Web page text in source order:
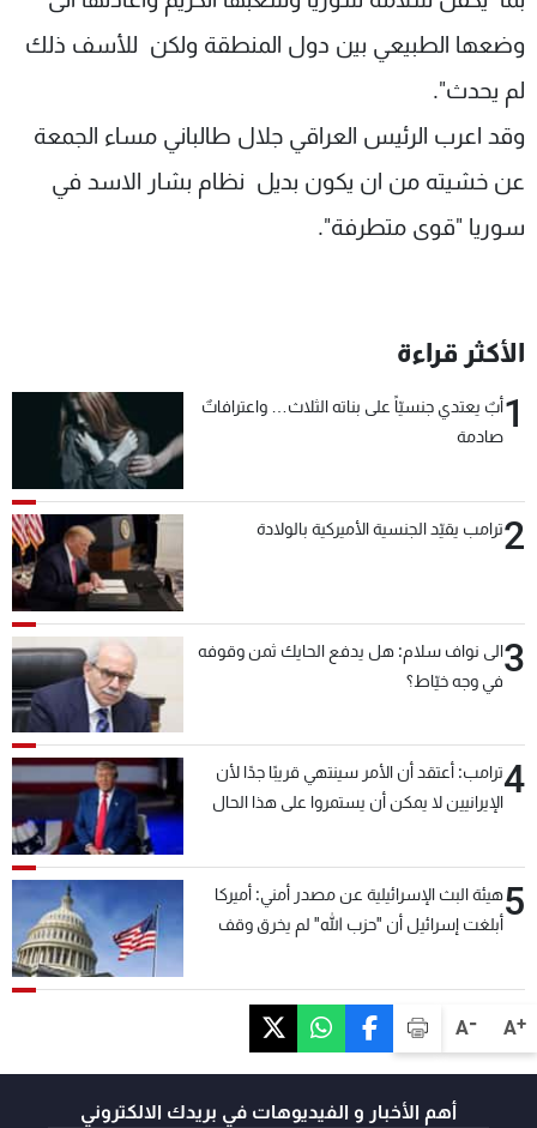
A+
A-
وضعها الطبيعي بين دول المنطقة ولكن للأسف ذلك
لم يحدث".
وقد اعرب الرئيس العراقي جلال طالباني مساء الجمعة
عن خشيته من ان يكون بديل نظام بشار الاسد في
سوريا "قوى متطرفة".
الأكثر قراءة
1أبٌ يعتدي جنسيّاً على بناته الثلاث… واعترافاتٌ
صادمة
2ترامب يقيّد الجنسية الأميركية بالولادة
3الى نواف سلام: هل يدفع الحايك ثمن وقوفه
في وجه خيّاط؟
4ترامب: أعتقد أن الأمر سينتهي قريبًا جدًا لأن
الإيرانيين لا يمكن أن يستمروا على هذا الحال
5هيئة البث الإسرائيلية عن مصدر أمني: أميركا
أبلغت إسرائيل أن "حزب الله" لم يخرق وقف
أهم الأخبار و الفيديوهات في بريدك الالكتروني